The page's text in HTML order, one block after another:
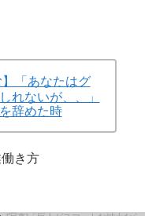
】「あなたはグ
れないが、、」
辞めた時
働き方